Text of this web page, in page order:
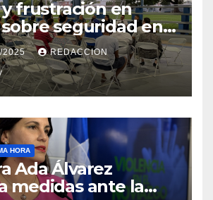
frustración en
seguridad en
Metropolitano
2025 REDACCION
HORA
Ada Álvarez
medidas ante la